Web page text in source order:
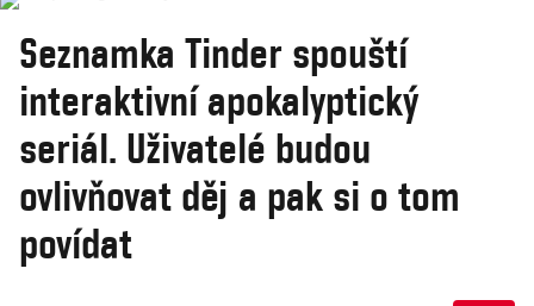
Seznamka Tinder spouští
interaktivní apokalyptický
seriál. Uživatelé budou
ovlivňovat děj a pak si o tom
povídat